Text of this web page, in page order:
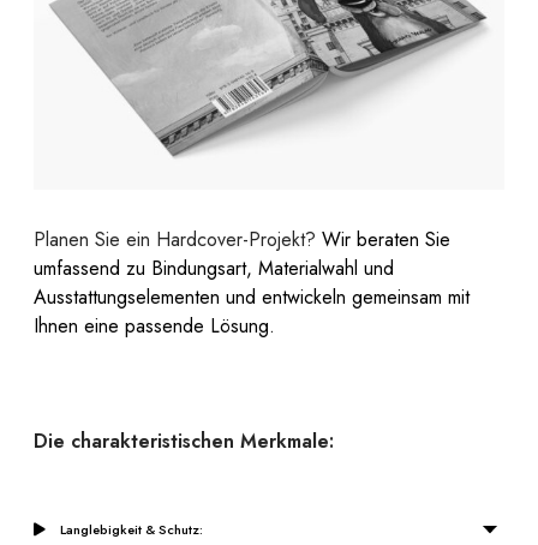
Planen Sie ein Hardcover-Projekt? Wir beraten Sie
umfassend zu Bindungsart, Materialwahl und
Ausstattungselementen und entwickeln gemeinsam mit
Ihnen eine passende Lösung.
Die charakteristischen Merkmale:
Langlebigkeit & Schutz: